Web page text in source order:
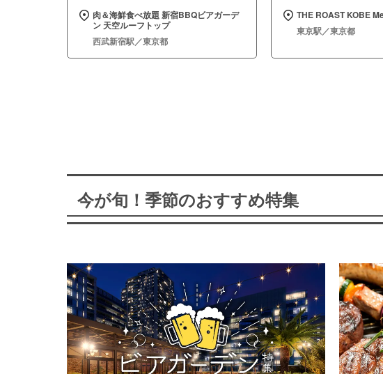
肉＆海鮮食べ放題 新宿BBQビアガーデ
ン 天空ルーフトップ
西武新宿駅／東京都
THE ROAST KOBE
東京駅／東京都
今が旬！季節のおすすめ特集